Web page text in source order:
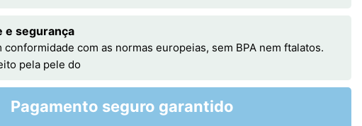
e segurança
conformidade com as normas europeias, sem BPA nem ftalatos.
pela pele do
Pagamento seguro garantido